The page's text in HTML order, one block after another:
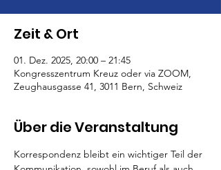
Zeit & Ort
01. Dez. 2025, 20:00 – 21:45
Kongresszentrum Kreuz oder via ZOOM,
Zeughausgasse 41, 3011 Bern, Schweiz
Über die Veranstaltung
Korrespondenz bleibt ein wichtiger Teil der